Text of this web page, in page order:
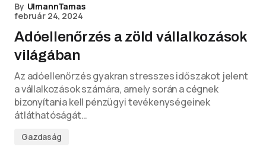
By UlmannTamas
február 24, 2024
Adóellenőrzés a zöld vállalkozások
világában
Az adóellenőrzés gyakran stresszes időszakot jelent
a vállalkozások számára, amely során a cégnek
bizonyítania kell pénzügyi tevékenységeinek
átláthatóságát…
Gazdaság